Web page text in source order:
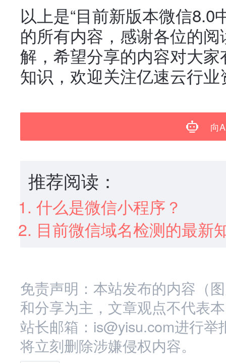
以上是“目前新版本微信8.0
的所有内容，感谢各位的
解，希望分享的内容对大
知识，欢迎关注亿速云行
向
推荐阅读：
什么是微信小程序？
目前微信域名检测的最新
免责声明：本站发布的内容（
和分享为主，文章观点不代表
站长邮箱：is@yisu.com进行
将立刻删除涉嫌侵权内容。